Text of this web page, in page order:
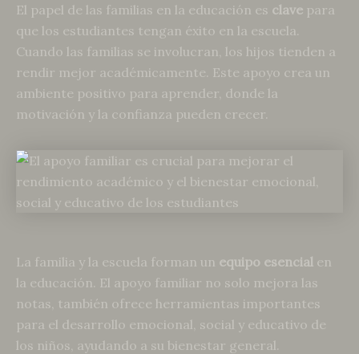
El papel de las familias en la educación es clave para
que los estudiantes tengan éxito en la escuela.
Cuando las familias se involucran, los hijos tienden a
rendir mejor académicamente. Este apoyo crea un
ambiente positivo para aprender, donde la
motivación y la confianza pueden crecer.
La familia y la escuela forman un equipo esencial en
la educación. El apoyo familiar no solo mejora las
notas, también ofrece herramientas importantes
para el desarrollo emocional, social y educativo de
los niños, ayudando a su bienestar general.